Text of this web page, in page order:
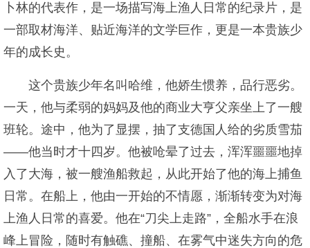
卜林的代表作，是一场描写海上渔人日常的纪录片，是
一部取材海洋、贴近海洋的文学巨作，更是一本贵族少
年的成长史。
这个贵族少年名叫哈维，他娇生惯养，品行恶劣。
一天，他与柔弱的妈妈及他的商业大亨父亲坐上了一艘
班轮。途中，他为了显摆，抽了支德国人给的劣质雪茄
——他当时才十四岁。他被呛晕了过去，浑浑噩噩地掉
入了大海，被一艘渔船救起，从此开始了他的海上捕鱼
日常。在船上，他由一开始的不情愿，渐渐转变为对海
上渔人日常的喜爱。他在“刀尖上走路”，全船水手在浪
峰上冒险，随时有触礁、撞船、在雾气中迷失方向的危